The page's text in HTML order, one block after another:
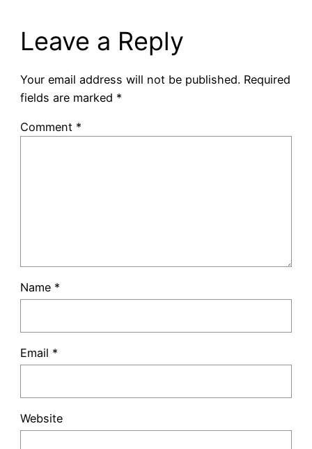
Leave a Reply
Your email address will not be published. Required
fields are marked *
Comment *
Name *
Email *
Website